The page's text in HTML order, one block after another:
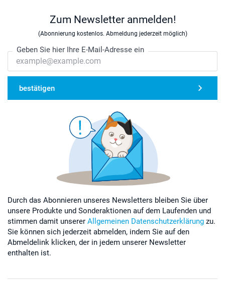
Zum Newsletter anmelden!
(Abonnierung kostenlos. Abmeldung jederzeit möglich)
Geben Sie hier Ihre E-Mail-Adresse ein
bestätigen
Durch das Abonnieren unseres Newsletters bleiben Sie über
unsere Produkte und Sonderaktionen auf dem Laufenden und
stimmen damit unserer Allgemeinen Datenschutzerklärung zu.
Sie können sich jederzeit abmelden, indem Sie auf den
Abmeldelink klicken, der in jedem unserer Newsletter
enthalten ist.